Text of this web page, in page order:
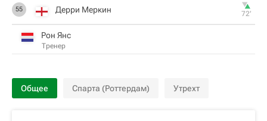
55 Дерри Меркин 72‎’‎
Рон Янс
Тренер
Общее Спарта (Роттердам) Утрехт